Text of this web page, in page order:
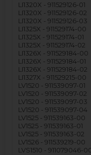
LI1320X - 911529126-01
LI1320X - 911529126-02
LI1320X - 911529126-03
LI1325X - 911529174-00
LI1325X - 911529174-01
LI1325X - 911529174-02
LI1326X - 911529184-00
LI1326X - 911529184-01
LI1326X - 911529184-02
LI1327X - 911529215-00
LV1520 - 911539097-01
LV1520 - 911539097-02
LV1520 - 911539097-03
LV1520 - 911539097-04
LV1525 - 911539163-00
LV1525 - 911539163-01
LV1525 - 911539163-02
LV1526 - 911539219-00
LVS1510 - 911079046-